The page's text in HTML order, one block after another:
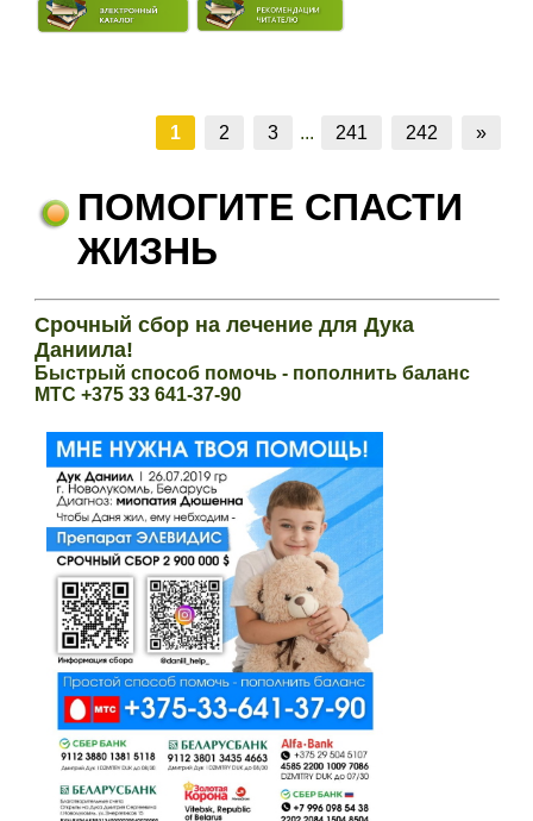
1 2 3 ... 241 242 »
ПОМОГИТЕ СПАСТИ
ЖИЗНЬ
Срочный сбор на лечение для Дука
Даниила!
Быстрый способ помочь - пополнить баланс
МТС +375 33 641-37-90